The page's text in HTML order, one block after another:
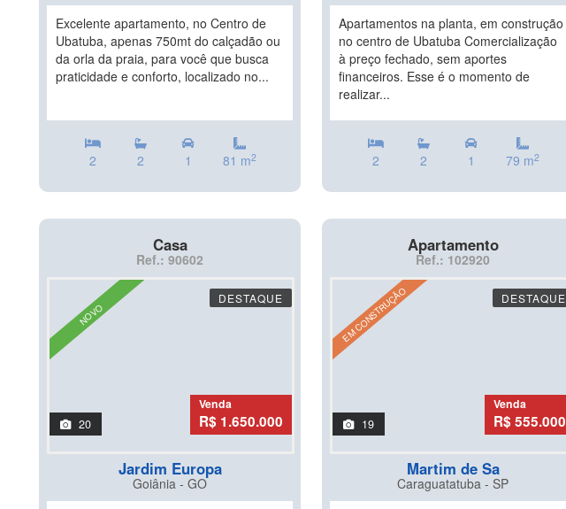
Excelente apartamento, no Centro de
Ubatuba, apenas 750mt do calçadão ou
da orla da praia, para você que busca
praticidade e conforto, localizado no...
2 2 1 81 m2
Apartamentos na planta, em construção
no centro de Ubatuba Comercialização
à preço fechado, sem aportes
financeiros. Esse é o momento de
realizar...
2 2 1 79 m2
Casa
Ref.: 90602
NOVO
DESTAQUE
20
Venda
R$ 1.650.000
Jardim Europa
Goiânia - GO
Apartamento
Ref.: 102920
EM CONSTRUÇÃO DESTAQUE
19
Venda
R$ 555.000
Martim de Sa
Caraguatatuba - SP